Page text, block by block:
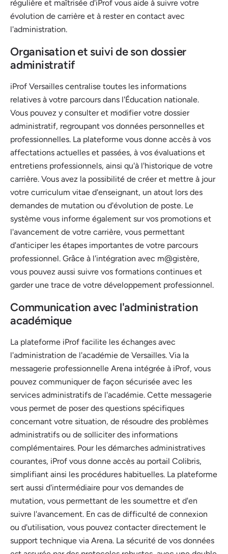
régulière et maîtrisée d'iProf vous aide à suivre votre
évolution de carrière et à rester en contact avec
l'administration.
Organisation et suivi de son dossier
administratif
iProf Versailles centralise toutes les informations
relatives à votre parcours dans l'Éducation nationale.
Vous pouvez y consulter et modifier votre dossier
administratif, regroupant vos données personnelles et
professionnelles. La plateforme vous donne accès à vos
affectations actuelles et passées, à vos évaluations et
entretiens professionnels, ainsi qu'à l'historique de votre
carrière. Vous avez la possibilité de créer et mettre à jour
votre curriculum vitae d'enseignant, un atout lors des
demandes de mutation ou d'évolution de poste. Le
système vous informe également sur vos promotions et
l'avancement de votre carrière, vous permettant
d'anticiper les étapes importantes de votre parcours
professionnel. Grâce à l'intégration avec m@gistère,
vous pouvez aussi suivre vos formations continues et
garder une trace de votre développement professionnel.
Communication avec l'administration
académique
La plateforme iProf facilite les échanges avec
l'administration de l'académie de Versailles. Via la
messagerie professionnelle Arena intégrée à iProf, vous
pouvez communiquer de façon sécurisée avec les
services administratifs de l'académie. Cette messagerie
vous permet de poser des questions spécifiques
concernant votre situation, de résoudre des problèmes
administratifs ou de solliciter des informations
complémentaires. Pour les démarches administratives
courantes, iProf vous donne accès au portail Colibris,
simplifiant ainsi les procédures habituelles. La plateforme
sert aussi d'intermédiaire pour vos demandes de
mutation, vous permettant de les soumettre et d'en
suivre l'avancement. En cas de difficulté de connexion
ou d'utilisation, vous pouvez contacter directement le
support technique via Arena. La sécurité de vos données